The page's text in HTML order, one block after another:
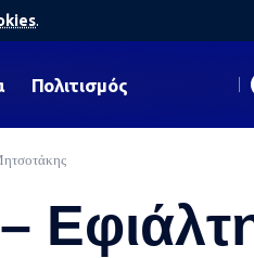
.
Πολιτισμός